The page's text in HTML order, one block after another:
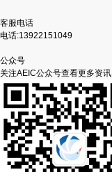
客服电话
电话:13922151049
公众号
关注AEIC公众号查看更多资讯